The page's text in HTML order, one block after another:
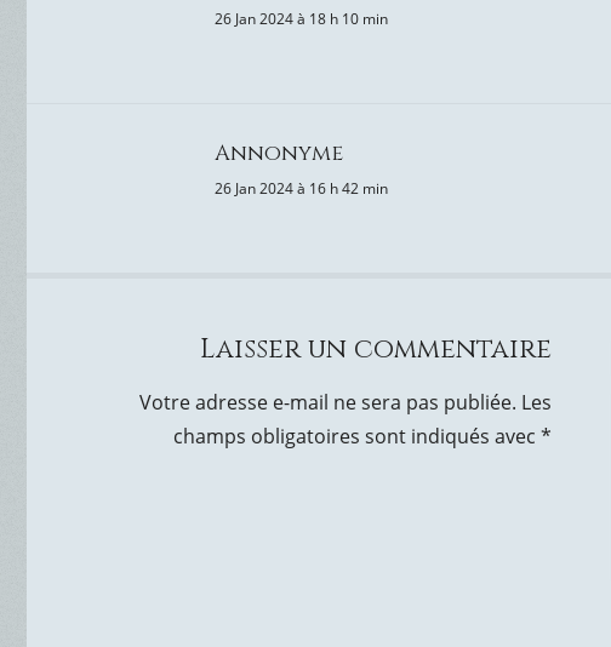
26 Jan 2024 à 18 h 10 min
Annonyme
26 Jan 2024 à 16 h 42 min
Laisser un commentaire
Votre adresse e-mail ne sera pas publiée. Les
champs obligatoires sont indiqués avec *